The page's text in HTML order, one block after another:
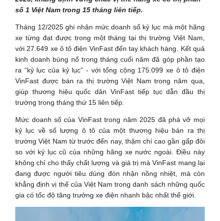
số 1 Việt Nam trong 15 tháng liên tiếp.
Tháng 12/2025 ghi nhận mức doanh số kỷ lục mà một hãng
xe từng đạt được trong một tháng tại thị trường Việt Nam,
với 27.649 xe ô tô điện VinFast đến tay khách hàng. Kết quả
kinh doanh bùng nổ trong tháng cuối năm đã góp phần tạo
ra “kỷ lục của kỷ lục” - với tổng cộng 175.099 xe ô tô điện
VinFast được bán ra thị trường Việt Nam trong năm qua,
giúp thương hiệu quốc dân VinFast tiếp tục dẫn đầu thị
trường trong tháng thứ 15 liên tiếp.
Mức doanh số của VinFast trong năm 2025 đã phá vỡ mọi
kỷ lục về số lượng ô tô của một thương hiệu bán ra thị
trường Việt Nam từ trước đến nay, thậm chí cao gần gấp đôi
so với kỷ lục cũ của những hãng xe nước ngoài. Điều này
không chỉ cho thấy chất lượng và giá trị mà VinFast mang lại
đang được người tiêu dùng đón nhận nồng nhiệt, mà còn
khẳng định vị thế của Việt Nam trong danh sách những quốc
gia có tốc độ tăng trưởng xe điện nhanh bậc nhất thế giới.